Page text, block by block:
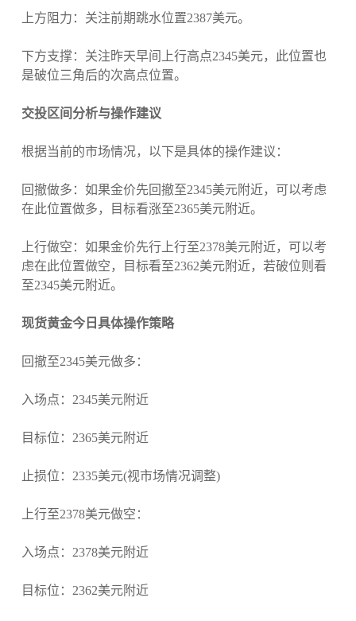
上方阻力：关注前期跳水位置2387美元。
下方支撑：关注昨天早间上行高点2345美元，此位置也
是破位三角后的次高点位置。
交投区间分析与操作建议
根据当前的市场情况，以下是具体的操作建议：
回撤做多：如果金价先回撤至2345美元附近，可以考虑
在此位置做多，目标看涨至2365美元附近。
上行做空：如果金价先行上行至2378美元附近，可以考
虑在此位置做空，目标看至2362美元附近，若破位则看
至2345美元附近。
现货黄金今日具体操作策略
回撤至2345美元做多：
入场点：2345美元附近
目标位：2365美元附近
止损位：2335美元(视市场情况调整)
上行至2378美元做空：
入场点：2378美元附近
目标位：2362美元附近